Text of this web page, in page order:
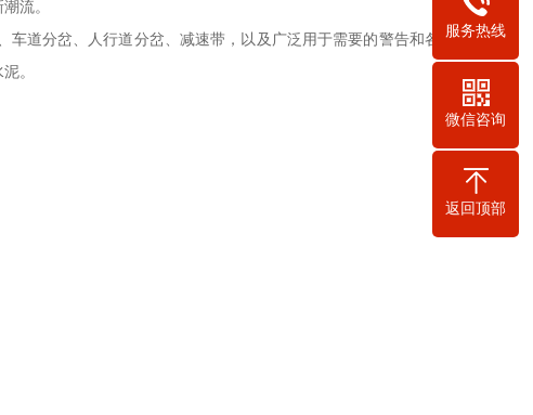
流。
道分岔、人行道分岔、减速带，以及广泛用于需要的警告和各种
。
服务热线
微信咨询
返回顶部